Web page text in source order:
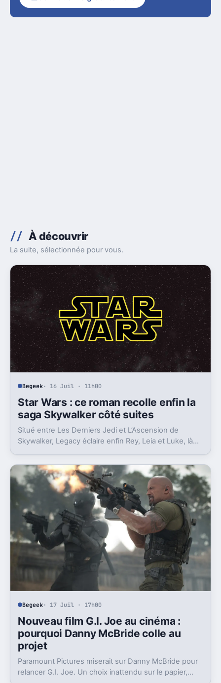
À découvrir
La suite, sélectionnée pour vous.
Begeek· 16 Juil · 11h00
Star Wars : ce roman recolle enfin la
saga Skywalker côté suites
Situé entre Les Derniers Jedi et L’Ascension de
Skywalker, Legacy éclaire enfin Rey, Leia et Luke, là
Begeek· 17 Juil · 17h00
Nouveau film G.I. Joe au cinéma :
pourquoi Danny McBride colle au
projet
Paramount Pictures miserait sur Danny McBride pour
relancer G.I. Joe. Un choix inattendu sur le papier,